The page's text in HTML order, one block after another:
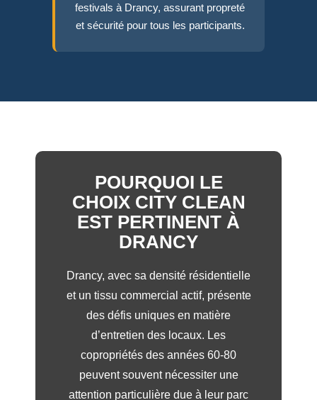
festivals à Drancy, assurant propreté
et sécurité pour tous les participants.
POURQUOI LE
CHOIX CITY CLEAN
EST PERTINENT À
DRANCY
Drancy, avec sa densité résidentielle
et un tissu commercial actif, présente
des défis uniques en matière
d’entretien des locaux. Les
copropriétés des années 60-80
peuvent souvent nécessiter une
attention particulière due à leur parc